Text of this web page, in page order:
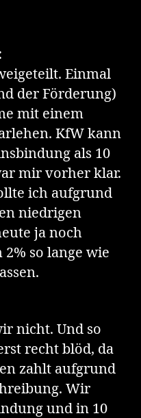
Einmal
der Förderung)
mit einem
KfW kann
als 10
mir vorher klar.
ich aufgrund
niedrigen
ja noch
so lange wie
nicht. Und so
recht blöd, da
zahlt aufgrund
Wir
und in 10